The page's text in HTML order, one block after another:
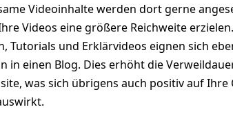
Videoinhalte werden dort gerne
Videos eine größere Reichweite
Tutorials und Erklärvideos eignen sich
in einen Blog. Dies erhöht die
was sich übrigens auch positiv auf Ihre